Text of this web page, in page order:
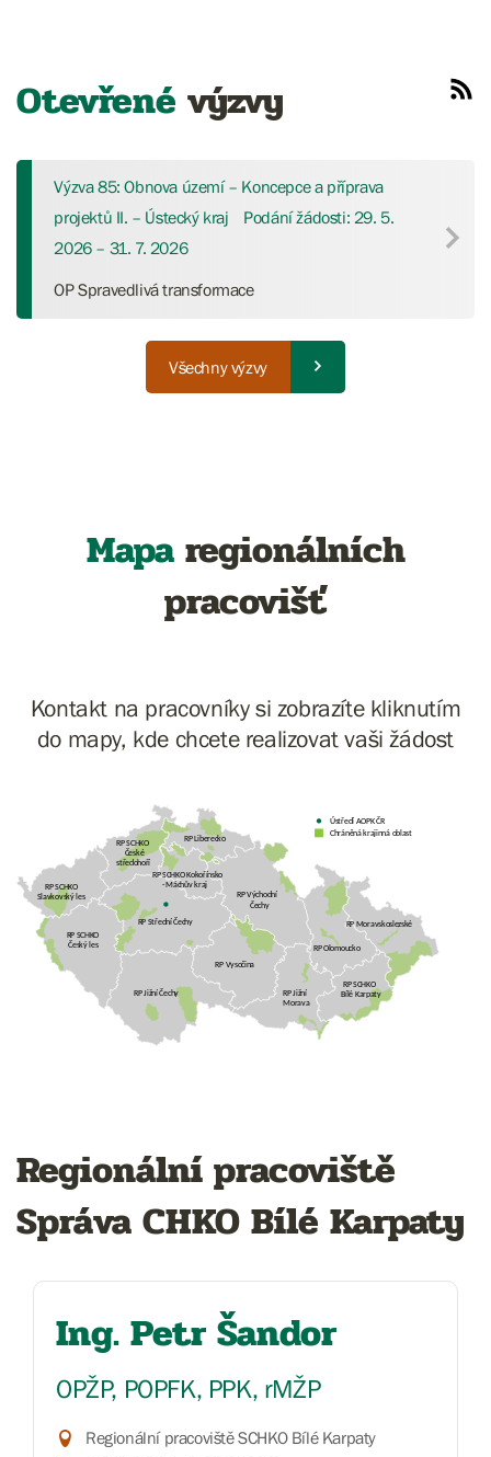
Otevřené výzvy
Výzva 85: Obnova území – Koncepce a příprava
projektů II. – Ústecký kraj
Podání žádosti: 29. 5.
2026 – 31. 7. 2026
OP Spravedlivá transformace
Všechny výzvy
Maparegionálních
pracovišť
Kontakt na pracovníky si zobrazíte kliknutím
do mapy, kde chcete realizovat vaši žádost
RP Moravskoslezské
RP SCHKO
Slavkovský les
RP Vysočina
RP Střední Čechy
RP Východní
Čechy
RP Jižní Čechy
RP Liberecko
RP Olomoucko
RP SCHKO
České
středohoří
RP SCHKO Kokořínsko
- Máchův kraj
RP SCHKO
Český les
RP Jižní
Morava
RP SCHKO
Bílé Karpaty
Ústředí AOPK ČR
Chráněná krajinná oblast
Regionální pracoviště
Správa CHKO Bílé Karpaty
Ing. Petr Šandor
OPŽP, POPFK, PPK, rMŽP
Regionální pracoviště SCHKO Bílé Karpaty